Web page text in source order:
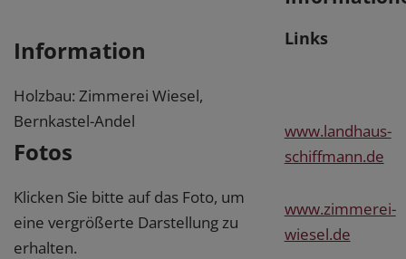
Information
Holzbau: Zimmerei Wiesel,
Bernkastel-Andel
Fotos
Klicken Sie bitte auf das Foto, um
eine vergrößerte Darstellung zu
erhalten.
Links
www.landhaus-
schiffmann.de
www.zimmerei-
wiesel.de